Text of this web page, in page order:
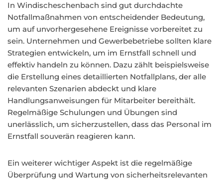
In Windischeschenbach sind gut durchdachte
Notfallmaßnahmen von entscheidender Bedeutung,
um auf unvorhergesehene Ereignisse vorbereitet zu
sein. Unternehmen und Gewerbebetriebe sollten klare
Strategien entwickeln, um im Ernstfall schnell und
effektiv handeln zu können. Dazu zählt beispielsweise
die Erstellung eines detaillierten Notfallplans, der alle
relevanten Szenarien abdeckt und klare
Handlungsanweisungen für Mitarbeiter bereithält.
Regelmäßige Schulungen und Übungen sind
unerlässlich, um sicherzustellen, dass das Personal im
Ernstfall souverän reagieren kann.
Ein weiterer wichtiger Aspekt ist die regelmäßige
Überprüfung und Wartung von sicherheitsrelevanten